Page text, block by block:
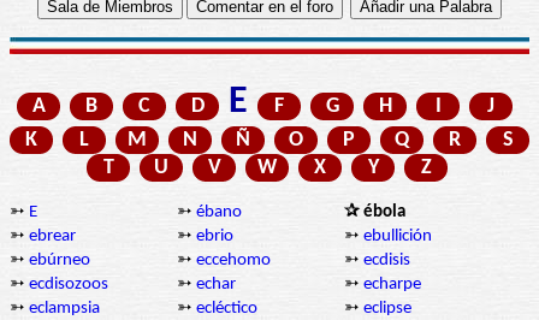
A B C D E F G H I
J
K
L M N Ñ O P Q R
S
T
U V W X Y Z
➳ E ➳ ébano
✰ ébola
➳ ebrear ➳ ebrio ➳ ebullición
➳ ebúrneo ➳ eccehomo ➳ ecdisis
➳ ecdisozoos ➳ echar ➳ echarpe
➳ eclampsia ➳ ecléctico ➳ eclipse